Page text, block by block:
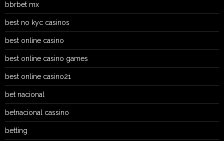
bbrbet mx
best no kyc casinos
best online casino
best online casino games
best online casino21
bet nacional
betnacional cassino
betting